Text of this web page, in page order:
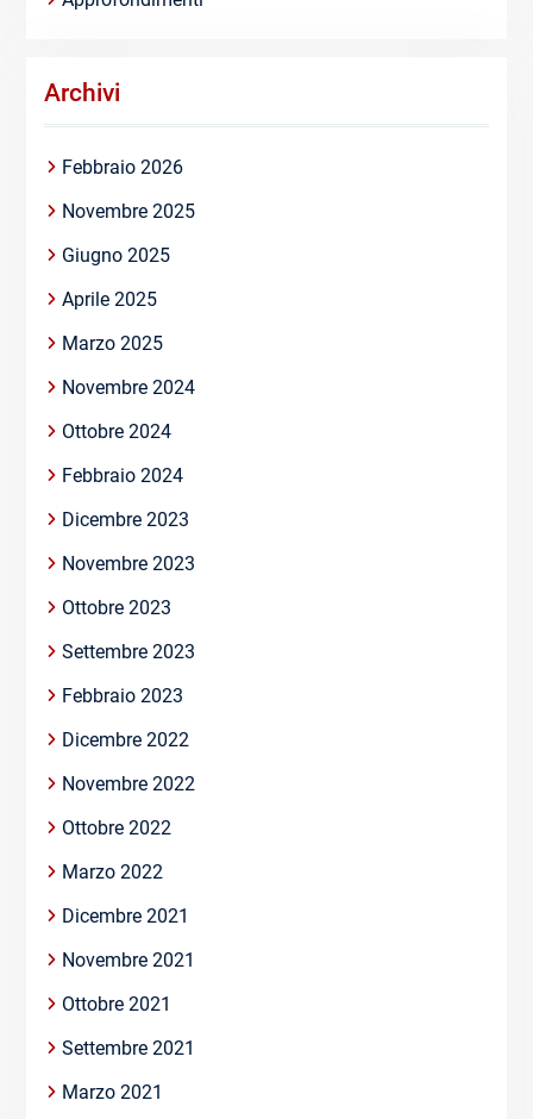
Archivi
Febbraio 2026
Novembre 2025
Giugno 2025
Aprile 2025
Marzo 2025
Novembre 2024
Ottobre 2024
Febbraio 2024
Dicembre 2023
Novembre 2023
Ottobre 2023
Settembre 2023
Febbraio 2023
Dicembre 2022
Novembre 2022
Ottobre 2022
Marzo 2022
Dicembre 2021
Novembre 2021
Ottobre 2021
Settembre 2021
Marzo 2021